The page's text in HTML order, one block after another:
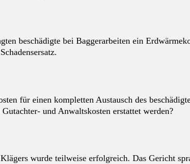
beschädigte bei Baggerarbeiten ein
für einen kompletten Austausch des
und Anwaltskosten erstattet werden?
wurde teilweise erfolgreich. Das Gericht